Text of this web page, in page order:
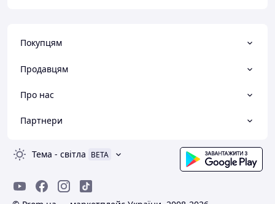
Покупцям
Продавцям
Про нас
Партнери
Тема - світла BETA